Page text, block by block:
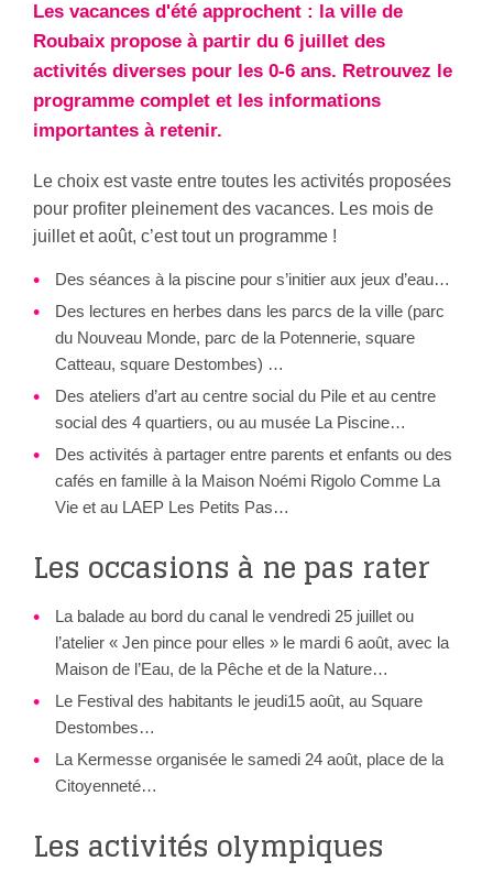
Les vacances d'été approchent : la ville de
Roubaix propose à partir du 6 juillet des
activités diverses pour les 0-6 ans. Retrouvez le
programme complet et les informations
importantes à retenir.
Le choix est vaste entre toutes les activités proposées
pour profiter pleinement des vacances. Les mois de
juillet et août, c’est tout un programme !
Des séances à la piscine pour s’initier aux jeux d’eau…
Des lectures en herbes dans les parcs de la ville (parc
du Nouveau Monde, parc de la Potennerie, square
Catteau, square Destombes) …
Des ateliers d’art au centre social du Pile et au centre
social des 4 quartiers, ou au musée La Piscine…
Des activités à partager entre parents et enfants ou des
cafés en famille à la Maison Noémi Rigolo Comme La
Vie et au LAEP Les Petits Pas…
Les occasions à ne pas rater
La balade au bord du canal le vendredi 25 juillet ou
l’atelier « Jen pince pour elles » le mardi 6 août, avec la
Maison de l’Eau, de la Pêche et de la Nature…
Le Festival des habitants le jeudi15 août, au Square
Destombes…
La Kermesse organisée le samedi 24 août, place de la
Citoyenneté…
Les activités olympiques